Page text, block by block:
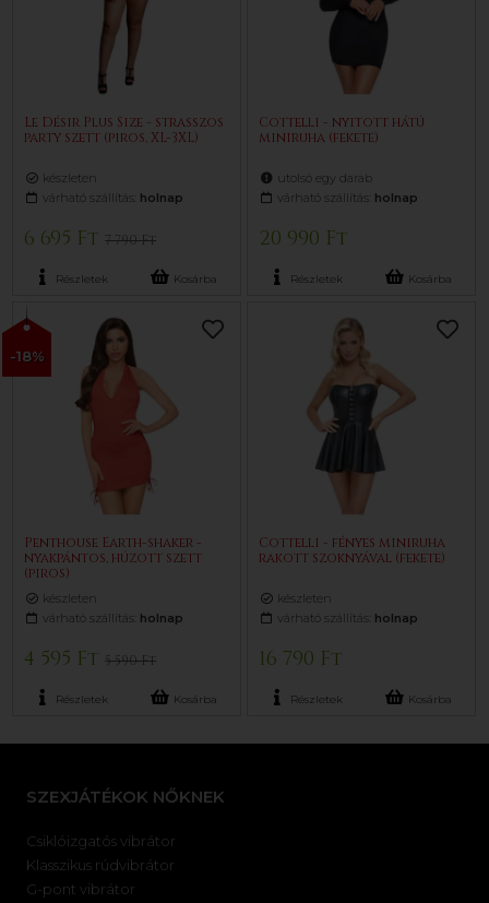
Le Désir Plus Size - strasszos
party szett (piros, XL-3XL)
készleten
várható szállítás: holnap
6 695 Ft7 790 Ft
Részletek Kosárba
Cottelli - nyitott hátú
miniruha (fekete)
utolsó egy darab
várható szállítás: holnap
20 990 Ft
Részletek Kosárba
-18%
Penthouse Earth-shaker -
nyakpántos, húzott szett
(piros)
készleten
várható szállítás: holnap
4 595 Ft5 590 Ft
Részletek Kosárba
Cottelli - fényes miniruha
rakott szoknyával (fekete)
készleten
várható szállítás: holnap
16 790 Ft
Részletek Kosárba
SZEXJÁTÉKOK NŐKNEK
Csiklóizgatós vibrátor
Klasszikus rúdvibrátor
G-pont vibrátor